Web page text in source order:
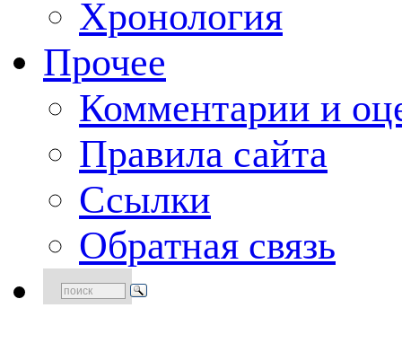
Хронология
Прочее
Комментарии и
Правила сайта
Ссылки
Обратная связь